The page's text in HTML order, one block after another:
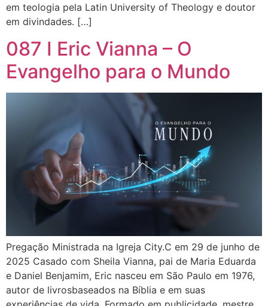
em teologia pela Latin University of Theology e doutor
em divindades. […]
087 I Eric Vianna – O
Evangelho para o Mundo
Pregação Ministrada na Igreja City.C em 29 de junho de
2025 Casado com Sheila Vianna, pai de Maria Eduarda
e Daniel Benjamim, Eric nasceu em São Paulo em 1976,
autor de livrosbaseados na Bíblia e em suas